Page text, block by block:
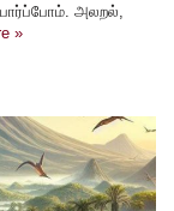
அலறல்,
»